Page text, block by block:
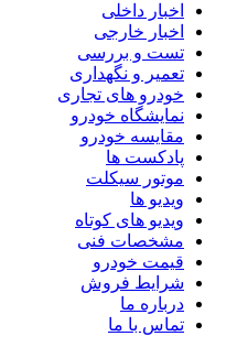
اخبار داخلی
اخبار خارجی
تست و بررسی
تعمیر و نگهداری
خودرو های تجاری
نمایشگاه خودرو
مقایسه خودرو
پادکست ها
موتور سیکلت
ویدیو ها
ویدیو های کوتاه
مشخصات فنی
قیمت خودرو
شرایط فروش
درباره ما
تماس با ما